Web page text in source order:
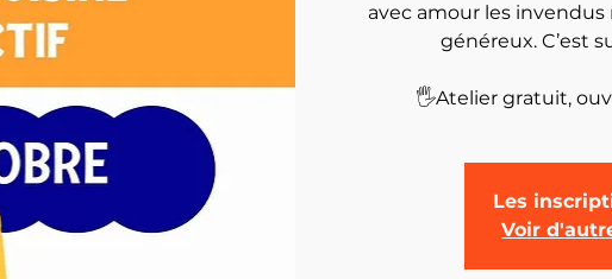
avec amour les
généreux. C’est
Les
Voir